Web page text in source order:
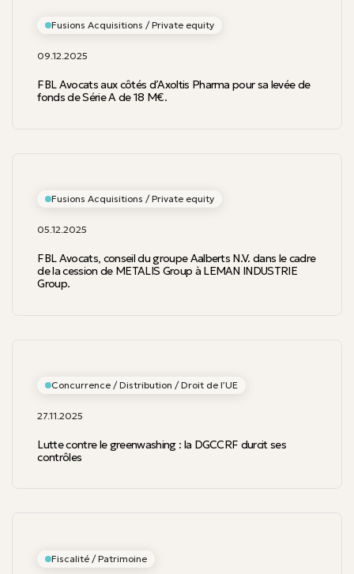
Fusions Acquisitions / Private equity
09.12.2025
FBL Avocats aux côtés d’Axoltis Pharma pour sa levée de
fonds de Série A de 18 M€.
Fusions Acquisitions / Private equity
05.12.2025
FBL Avocats, conseil du groupe Aalberts N.V. dans le cadre
de la cession de METALIS Group à LEMAN INDUSTRIE
Group.
Concurrence / Distribution / Droit de l’UE
27.11.2025
Lutte contre le greenwashing : la DGCCRF durcit ses
contrôles
Fiscalité / Patrimoine